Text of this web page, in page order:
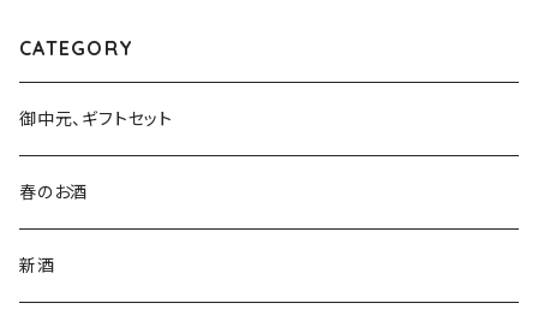
CATEGORY
御中元、ギフトセット
春のお酒
新酒